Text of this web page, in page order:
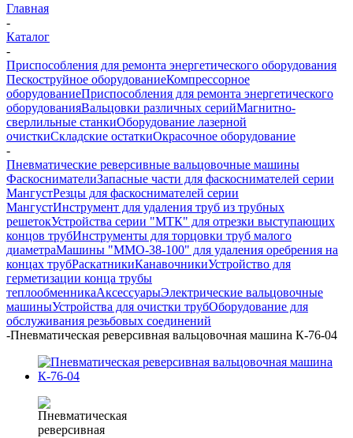
Главная
-
Каталог
-
Приспособления для ремонта энергетического оборудования
Пескоструйное оборудованиеКомпрессорное
оборудованиеПриспособления для ремонта энергетического
оборудованияВальцовки различных серийМагнитно-
сверлильные станкиОборудование лазерной
очисткиСкладские остаткиОкрасочное оборудование
-
Пневматические реверсивные вальцовочные машины
ФаскоснимателиЗапасные части для фаскоснимателей серии
МангустРезцы для фаскоснимателей серии
МангустИнструмент для удаления труб из трубных
решетокУстройства серии "МТК" для отрезки выступающих
концов трубИнструменты для торцовки труб малого
диаметраМашины "ММО-38-100" для удаления оребрения на
концах трубРаскатникиКанавочникиУстройство для
герметизации конца трубы
теплообменникаАксессуарыЭлектрические вальцовочные
машиныУстройства для очистки трубОборудование для
обслуживания резьбовых соединений
-Пневматическая реверсивная вальцовочная машина К-76-04